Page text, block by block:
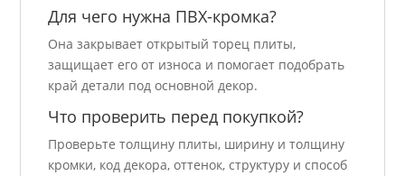
Для чего нужна ПВХ-кромка?
Она закрывает открытый торец плиты,
защищает его от износа и помогает подобрать
край детали под основной декор.
Что проверить перед покупкой?
Проверьте толщину плиты, ширину и толщину
кромки, код декора, оттенок, структуру и способ